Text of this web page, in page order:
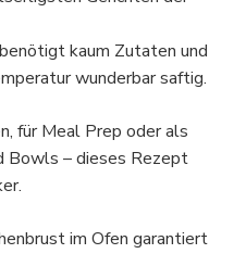
kaum Zutaten und
wunderbar saftig.
für Meal Prep oder als
Bowls – dieses Rezept
im Ofen garantiert